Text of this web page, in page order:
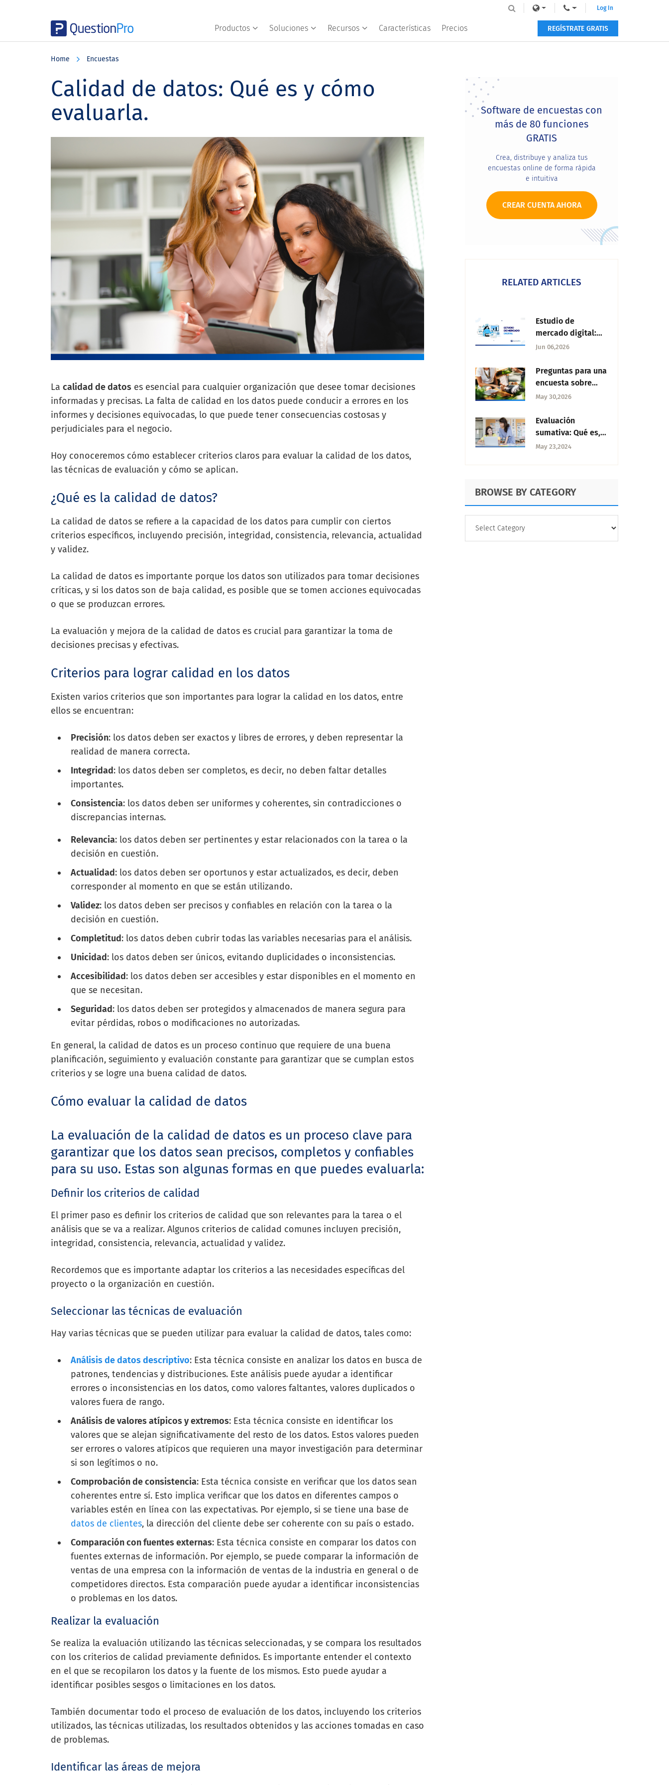
Productos Soluciones Recursos Características Precios
Log In
REGÍSTRATE GRATIS
Home Encuestas
Calidad de datos: Qué es y cómo
evaluarla.
La calidad de datos es esencial para cualquier organización que desee tomar decisiones
informadas y precisas. La falta de calidad en los datos puede conducir a errores en los
informes y decisiones equivocadas, lo que puede tener consecuencias costosas y
perjudiciales para el negocio.
Hoy conoceremos cómo establecer criterios claros para evaluar la calidad de los datos,
las técnicas de evaluación y cómo se aplican.
¿Qué es la calidad de datos?
La calidad de datos se refiere a la capacidad de los datos para cumplir con ciertos
criterios específicos, incluyendo precisión, integridad, consistencia, relevancia, actualidad
y validez.
La calidad de datos es importante porque los datos son utilizados para tomar decisiones
críticas, y si los datos son de baja calidad, es posible que se tomen acciones equivocadas
o que se produzcan errores.
La evaluación y mejora de la calidad de datos es crucial para garantizar la toma de
decisiones precisas y efectivas.
Criterios para lograr calidad en los datos
Existen varios criterios que son importantes para lograr la calidad en los datos, entre
ellos se encuentran:
Precisión: los datos deben ser exactos y libres de errores, y deben representar la
realidad de manera correcta.
Integridad: los datos deben ser completos, es decir, no deben faltar detalles
importantes.
Consistencia: los datos deben ser uniformes y coherentes, sin contradicciones o
discrepancias internas.
Relevancia: los datos deben ser pertinentes y estar relacionados con la tarea o la
decisión en cuestión.
Actualidad: los datos deben ser oportunos y estar actualizados, es decir, deben
corresponder al momento en que se están utilizando.
Validez: los datos deben ser precisos y confiables en relación con la tarea o la
decisión en cuestión.
Completitud: los datos deben cubrir todas las variables necesarias para el análisis.
Unicidad: los datos deben ser únicos, evitando duplicidades o inconsistencias.
Accesibilidad: los datos deben ser accesibles y estar disponibles en el momento en
que se necesitan.
Seguridad: los datos deben ser protegidos y almacenados de manera segura para
evitar pérdidas, robos o modificaciones no autorizadas.
En general, la calidad de datos es un proceso continuo que requiere de una buena
planificación, seguimiento y evaluación constante para garantizar que se cumplan estos
criterios y se logre una buena calidad de datos.
Cómo evaluar la calidad de datos
La evaluación de la calidad de datos es un proceso clave para
garantizar que los datos sean precisos, completos y confiables
para su uso. Estas son algunas formas en que puedes evaluarla:
Definir los criterios de calidad
El primer paso es definir los criterios de calidad que son relevantes para la tarea o el
análisis que se va a realizar. Algunos criterios de calidad comunes incluyen precisión,
integridad, consistencia, relevancia, actualidad y validez.
Recordemos que es importante adaptar los criterios a las necesidades específicas del
proyecto o la organización en cuestión.
Seleccionar las técnicas de evaluación
Hay varias técnicas que se pueden utilizar para evaluar la calidad de datos, tales como:
Análisis de datos descriptivo: Esta técnica consiste en analizar los datos en busca de
patrones, tendencias y distribuciones. Este análisis puede ayudar a identificar
errores o inconsistencias en los datos, como valores faltantes, valores duplicados o
valores fuera de rango.
Análisis de valores atípicos y extremos: Esta técnica consiste en identificar los
valores que se alejan significativamente del resto de los datos. Estos valores pueden
ser errores o valores atípicos que requieren una mayor investigación para determinar
si son legítimos o no.
Comprobación de consistencia: Esta técnica consiste en verificar que los datos sean
coherentes entre sí. Esto implica verificar que los datos en diferentes campos o
variables estén en línea con las expectativas. Por ejemplo, si se tiene una base de
datos de clientes, la dirección del cliente debe ser coherente con su país o estado.
Comparación con fuentes externas: Esta técnica consiste en comparar los datos con
fuentes externas de información. Por ejemplo, se puede comparar la información de
ventas de una empresa con la información de ventas de la industria en general o de
competidores directos. Esta comparación puede ayudar a identificar inconsistencias
o problemas en los datos.
Realizar la evaluación
Se realiza la evaluación utilizando las técnicas seleccionadas, y se compara los resultados
con los criterios de calidad previamente definidos. Es importante entender el contexto
en el que se recopilaron los datos y la fuente de los mismos. Esto puede ayudar a
identificar posibles sesgos o limitaciones en los datos.
También documentar todo el proceso de evaluación de los datos, incluyendo los criterios
utilizados, las técnicas utilizadas, los resultados obtenidos y las acciones tomadas en caso
de problemas.
Identificar las áreas de mejora
Primary
Sidebar
Software de encuestas con
más de 80 funciones
GRATIS
Crea, distribuye y analiza tus
encuestas online de forma rápida
e intuitiva
CREAR CUENTA AHORA
RELATED ARTICLES
Estudio de
mercado digital:
qué es, tipos y
Jun 06,2026
Preguntas para una
encuesta sobre
hipotecas
May 30,2026
Evaluación
sumativa: Qué es,
usos y pasos para
May 23,2024
BROWSE BY CATEGORY
CATEGORY